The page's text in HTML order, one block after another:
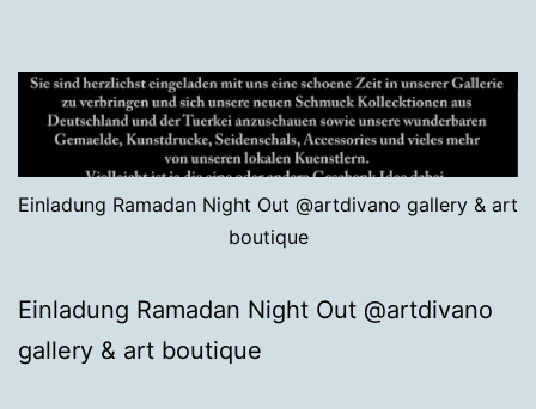
Einladung Ramadan Night Out @artdivano gallery & art
boutique
Einladung Ramadan Night Out @artdivano
gallery & art boutique